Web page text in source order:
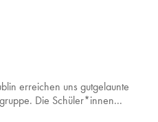
erreichen uns gutgelaunte
Die Schüler*innen...